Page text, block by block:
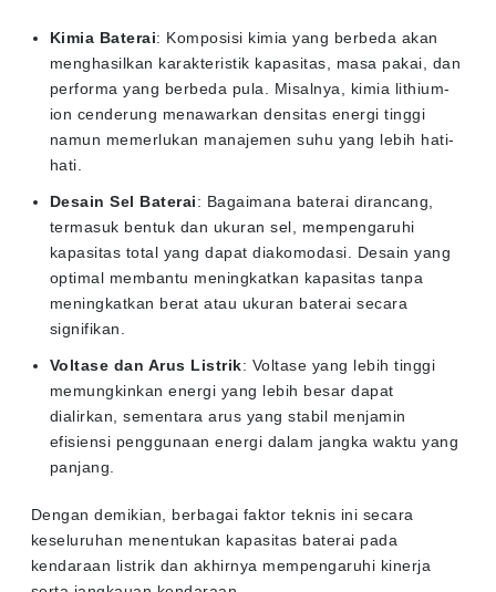
Kimia Baterai: Komposisi kimia yang berbeda akan
menghasilkan karakteristik kapasitas, masa pakai, dan
performa yang berbeda pula. Misalnya, kimia lithium-
ion cenderung menawarkan densitas energi tinggi
namun memerlukan manajemen suhu yang lebih hati-
hati.
Desain Sel Baterai: Bagaimana baterai dirancang,
termasuk bentuk dan ukuran sel, mempengaruhi
kapasitas total yang dapat diakomodasi. Desain yang
optimal membantu meningkatkan kapasitas tanpa
meningkatkan berat atau ukuran baterai secara
signifikan.
Voltase dan Arus Listrik: Voltase yang lebih tinggi
memungkinkan energi yang lebih besar dapat
dialirkan, sementara arus yang stabil menjamin
efisiensi penggunaan energi dalam jangka waktu yang
panjang.
Dengan demikian, berbagai faktor teknis ini secara
keseluruhan menentukan kapasitas baterai pada
kendaraan listrik dan akhirnya mempengaruhi kinerja